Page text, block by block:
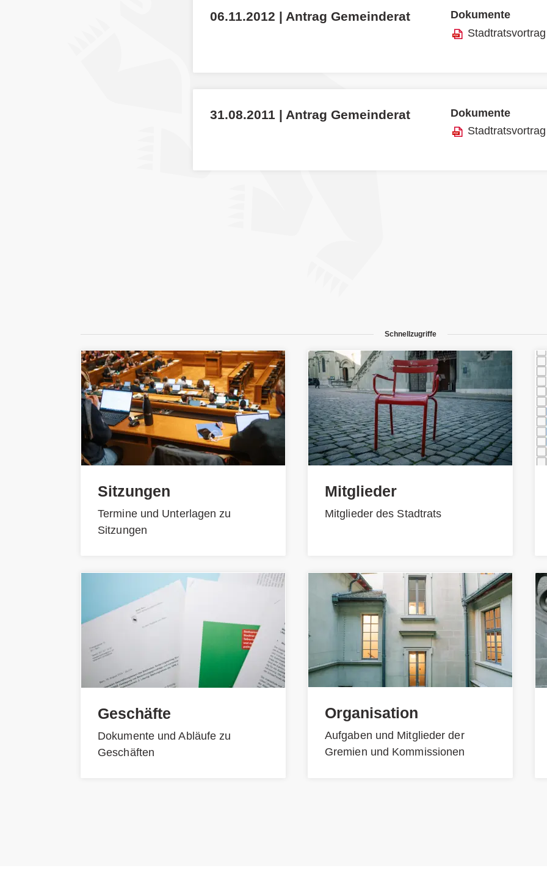
06.11.2012 | Antrag Gemeinderat
Dokumente
Stadtratsvortrag
31.08.2011 | Antrag Gemeinderat
Dokumente
Stadtratsvortrag
Schnellzugriffe
Sitzungen
Termine und Unterlagen zu
Sitzungen
Geschäfte
Dokumente und Abläufe zu
Geschäften
Mitglieder
Mitglieder des Stadtrats
Organisation
Aufgaben und Mitglieder der
Gremien und Kommissionen